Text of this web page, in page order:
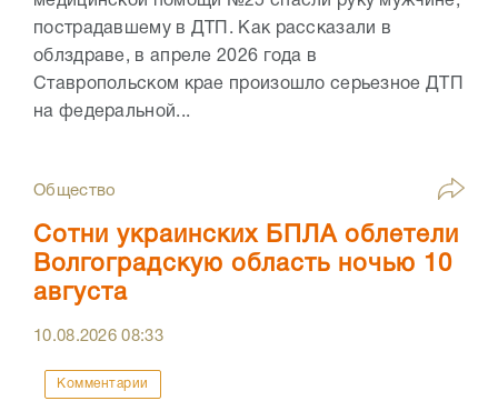
пострадавшему в ДТП. Как рассказали в
облздраве, в апреле 2026 года в
Ставропольском крае произошло серьезное ДТП
на федеральной...
Общество
Сотни украинских БПЛА облетели
Волгоградскую область ночью 10
августа
10.08.202608:33
Комментарии